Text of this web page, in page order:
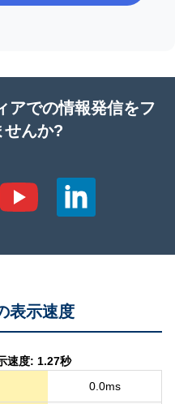
アでの情報発信をフ
せんか?
表示速度
速度: 1.27秒
0.0ms